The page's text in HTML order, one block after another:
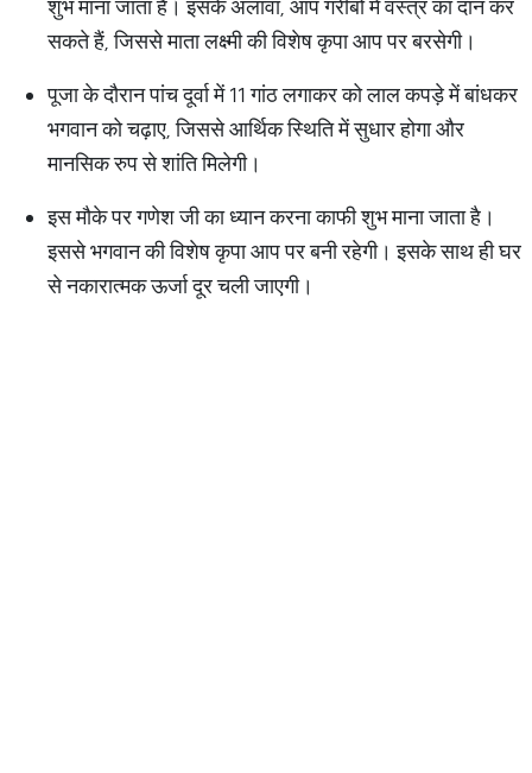
शुभ माना जाता है। इसके अलावा, आप गरीबों में वस्त्र का दान कर
सकते हैं, जिससे माता लक्ष्मी की विशेष कृपा आप पर बरसेगी।
पूजा के दौरान पांच दूर्वा में 11 गांठ लगाकर को लाल कपड़े में बांधकर
भगवान को चढ़ाए, जिससे आर्थिक स्थिति में सुधार होगा और
मानसिक रुप से शांति मिलेगी।
इस मौके पर गणेश जी का ध्यान करना काफी शुभ माना जाता है।
इससे भगवान की विशेष कृपा आप पर बनी रहेगी। इसके साथ ही घर
से नकारात्मक ऊर्जा दूर चली जाएगी।